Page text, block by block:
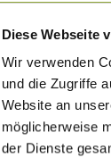
Diese Webseite
Wir verwenden
und die Zugriffe
Website an
möglicherweise
der Dienste
LANGER